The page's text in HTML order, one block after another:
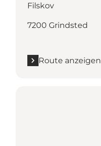
Filskov
7200 Grindsted
Route anzeigen